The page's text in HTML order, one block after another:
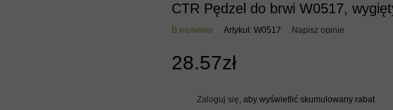
CTR Pędzel do brwi W0517,
В наличии Artykuł: W0517 Napisz opinie
28.57zł
Zaloguj się , aby wyświetlić skumulowany rabat